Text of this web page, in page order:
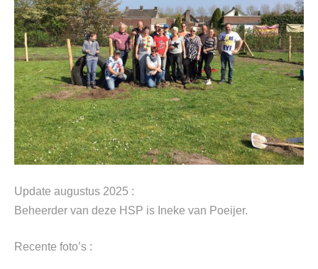
Update augustus 2025 :
Beheerder van deze HSP is Ineke van Poeijer.
Recente foto’s :